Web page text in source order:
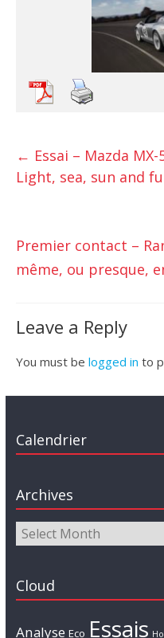
← Essai – Mazda MX-
Light, sea, sun and
Premier contact –
même, ou presque,
Leave a Reply
You must be logged in to
Calendrier
Archives
Cloud
Analyse Eco Essais